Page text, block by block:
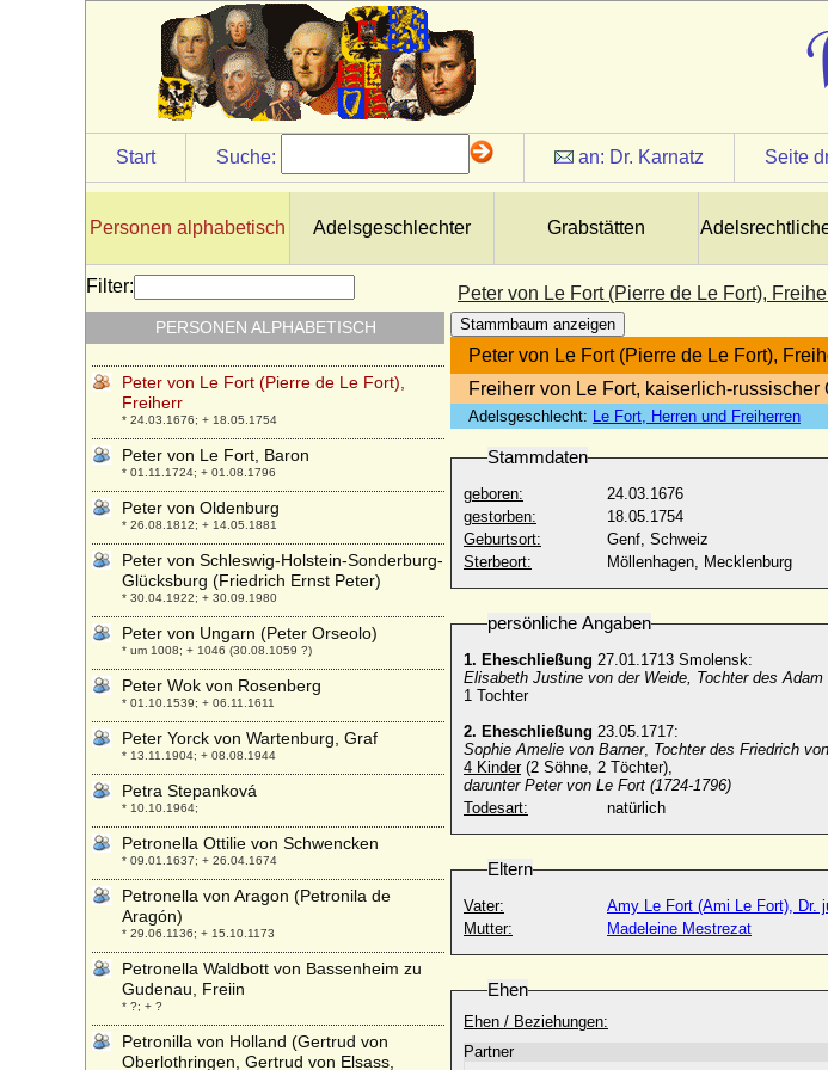
Start Suche: an: Dr. Karnatz Seite
Personen alphabetisch Adelsgeschlechter Grabstätten
Peter von Le Fort (Pierre de Le Fort),
Stammbaum anzeigen
Peter von Le Fort (Pierre de Le Fort),
Freiherr von Le Fort, kaiserlich-
Adelsgeschlecht: Le Fort, Herren und Freiherren
Stammdaten
geboren:
24.03.1676
gestorben:
18.05.1754
Geburtsort:
Genf, Schweiz
Sterbeort:
Möllenhagen, Mecklenburg
persönliche Angaben
1. Eheschließung 27.01.1713 Smolensk:
Elisabeth Justine von der Weide, Tochter des
1 Tochter
2. Eheschließung 23.05.1717:
Sophie Amelie von Barner, Tochter des Friedrich
4 Kinder(2 Söhne, 2 Töchter),
darunter Peter von Le Fort (1724-1796)
Todesart:
natürlich
Eltern
Vater:
Amy Le Fort (Ami Le Fort), Dr.
Mutter:
Madeleine Mestrezat
Ehen
Ehen / Beziehungen:
Partner
Filter:
PERSONEN ALPHABETISCH
Peter Sedlnitzky von Choltitz, Freiherr
* 1549 ?; + gest. 1619 ?
Peter von der Marwitz (Peter d. Ä. von der
Marwitz)
* um 1508; + 28.03.1557
Peter von Dohna
* 1438; + 1491
Itzenplitz), Graf
* 24.08.1769; + 18.09.1834
Peter von Jugoslawien
* 05.02.1980;
Peter von Le Fort (Pierre de Le Fort),
Freiherr
* 24.03.1676; + 18.05.1754
Peter von Le Fort, Baron
* 01.11.1724; + 01.08.1796
Peter von Oldenburg
* 26.08.1812; + 14.05.1881
Peter von Schleswig-Holstein-Sonderburg-
Glücksburg (Friedrich Ernst Peter)
* 30.04.1922; + 30.09.1980
Peter von Ungarn (Peter Orseolo)
* um 1008; + 1046 (30.08.1059 ?)
Peter Wok von Rosenberg
* 01.10.1539; + 06.11.1611
Peter Yorck von Wartenburg, Graf
* 13.11.1904; + 08.08.1944
Petra Stepanková
* 10.10.1964;
Petronella Ottilie von Schwencken
* 09.01.1637; + 26.04.1674
Petronella von Aragon (Petronila de
Aragón)
* 29.06.1136; + 15.10.1173
Petronella Waldbott von Bassenheim zu
Gudenau, Freiin
* ?; + ?
Petronilla von Holland (Gertrud von
Oberlothringen, Gertrud von Elsass,